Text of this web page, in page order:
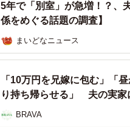
5年で「別室」が急増！？、
係をめぐる話題の調査】
まいどなニュース
「10万円を兄嫁に包む」「
り持ち帰らせる」 夫の実家
BRAVA